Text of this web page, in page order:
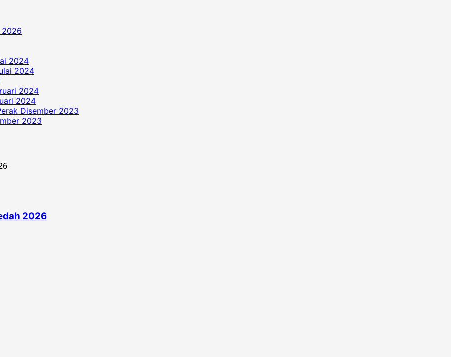
2026
2024
2024
2024
2024
Disember 2023
2023
2026